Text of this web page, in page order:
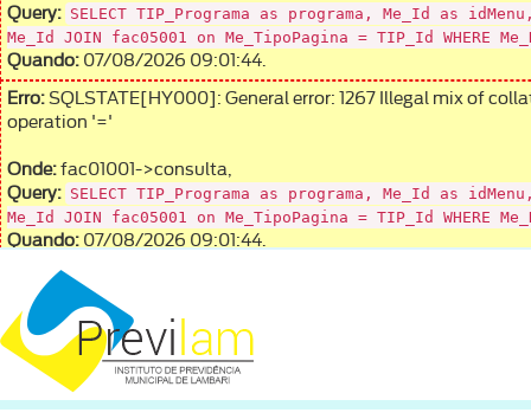
Query: SELECT TIP_Programa as programa, Me_Id as
Me_Id JOIN fac05001 on Me_TipoPagina = TIP_Id WHERE
Quando: 07/08/2026 09:01:44.
Erro: SQLSTATE[HY000]: General error: 1267 Illegal mix of
operation '='
Onde: fac01001->consulta,
Query: SELECT TIP_Programa as programa, Me_Id as
Me_Id JOIN fac05001 on Me_TipoPagina = TIP_Id WHERE
Quando: 07/08/2026 09:01:44.